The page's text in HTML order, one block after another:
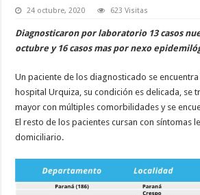
24 octubre, 2020 623 Visitas
Diagnosticaron por laboratorio 13 casos
octubre y 16 casos mas por nexo
Un paciente de los diagnosticado se
hospital Urquiza, su condición es delicada, se
mayor con múltiples comorbilidades y se
El resto de los pacientes cursan con síntomas
domiciliario.